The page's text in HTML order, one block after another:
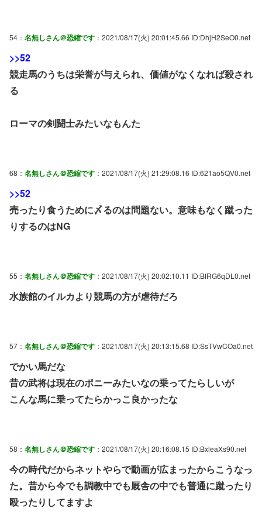
54： 名無しさん＠恐縮です ：2021/08/17(火) 20:01:45.66 ID:DhjH2SeO0.net
>>52
競走馬のうちは栄誉が与えられ、価値がなくなれば殺され
る
ローマの剣闘士みたいなもんた
68： 名無しさん＠恐縮です ：2021/08/17(火) 21:29:08.16 ID:621ao5QV0.net
>>52
売ったり食うために〆るのは問題ない。意味もなく蹴った
りするのはNG
55： 名無しさん＠恐縮です ：2021/08/17(火) 20:02:10.11 ID:BfRG6qDL0.net
水族館のイルカより競馬の方が虐待だろ
57： 名無しさん＠恐縮です ：2021/08/17(火) 20:13:15.68 ID:SsTVwCOa0.net
でかい馬だな
昔の武将は現在のポニーみたいなの乗ってたらしいが
こんな馬に乗ってたらかっこ良かったな
58： 名無しさん＠恐縮です ：2021/08/17(火) 20:16:08.15 ID:BxleaXs90.net
今の時代だからネットやらで動画が広まったからこうなっ
た。昔から今でも調教中でも厩舎の中でも普通に蹴ったり
殴ったりしてますよ